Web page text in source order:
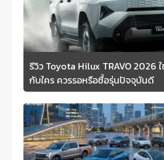
รีวิว Toyota Hilux TRAVO 2026
กับใคร ควรรอหรือซื้อรุ่นปัจจุบันดี